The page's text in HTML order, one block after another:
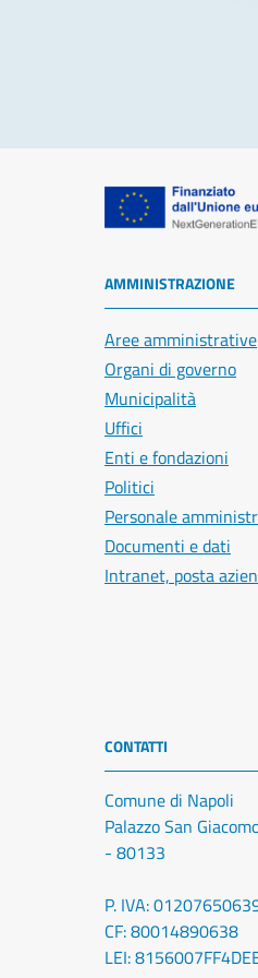
AMMINISTRAZIONE
Aree amministrative
Organi di governo
Municipalità
Uffici
Enti e fondazioni
Politici
Personale
Documenti e dati
Intranet, posta
CONTATTI
Comune di Napoli
Palazzo San
- 80133
P. IVA:
CF: 80014890638
LEI: